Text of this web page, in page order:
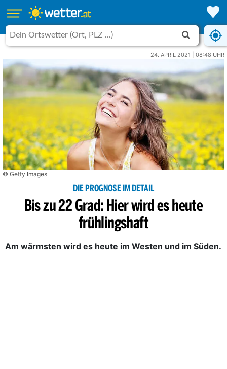
24. APRIL 2021 | 08:48 UHR
© Getty Images
DIE PROGNOSE IM DETAIL
Bis zu 22 Grad: Hier wird es heute
frühlingshaft
Am wärmsten wird es heute im Westen und im Süden.